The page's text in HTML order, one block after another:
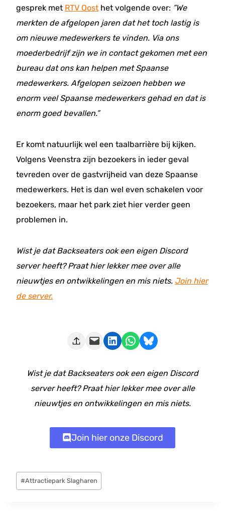
gesprek met RTV Oost het volgende over: ”We
merkten de afgelopen jaren dat het toch lastig is
om nieuwe medewerkers te vinden. Via ons
moederbedrijf zijn we in contact gekomen met een
bureau dat ons kan helpen met Spaanse
medewerkers. Afgelopen seizoen hebben we
enorm veel Spaanse medewerkers gehad en dat is
enorm goed bevallen.”
Er komt natuurlijk wel een taalbarrière bij kijken.
Volgens Veenstra zijn bezoekers in ieder geval
tevreden over de gastvrijheid van deze Spaanse
medewerkers. Het is dan wel even schakelen voor
bezoekers, maar het park ziet hier verder geen
problemen in.
Wist je dat Backseaters ook een eigen Discord
server heeft? Praat hier lekker mee over alle
nieuwtjes en ontwikkelingen en mis niets. Join hier
de server.
Deze pagina e-mailen Delen op LinkedIn Delen via WhatsApp Share on Bluesky
Wist je dat Backseaters ook een eigen Discord
server heeft? Praat hier lekker mee over alle
nieuwtjes en ontwikkelingen en mis niets.
Join hier onze Discord
Bericht
tags:
#Attractiepark Slagharen